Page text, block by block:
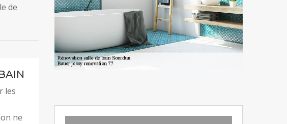
de
les
ne